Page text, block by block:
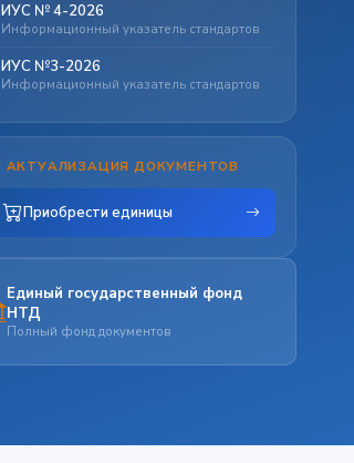
ИУС № 4-2026
Информационный указатель стандартов
ИУС №3-2026
Информационный указатель стандартов
АКТУАЛИЗАЦИЯ ДОКУМЕНТОВ
Приобрести единицы
Единый государственный фонд
НТД
Полный фонд документов